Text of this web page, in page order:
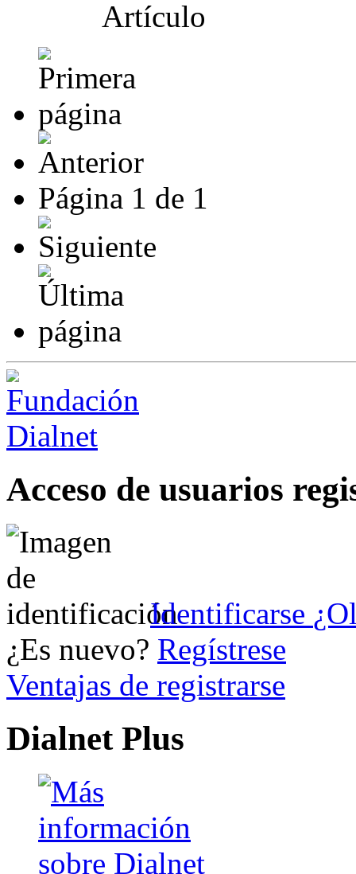
Página 1 de 1
Acceso de usuarios
Identificarse
¿Es nuevo? Regístrese
Ventajas de registrarse
Dialnet Plus